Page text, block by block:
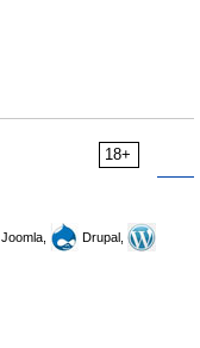
18+
Joomla,
Drupal,